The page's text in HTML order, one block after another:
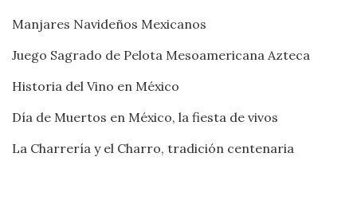
Manjares Navideños Mexicanos
Juego Sagrado de Pelota Mesoamericana Azteca
Historia del Vino en México
Día de Muertos en México, la fiesta de vivos
La Charrería y el Charro, tradición centenaria